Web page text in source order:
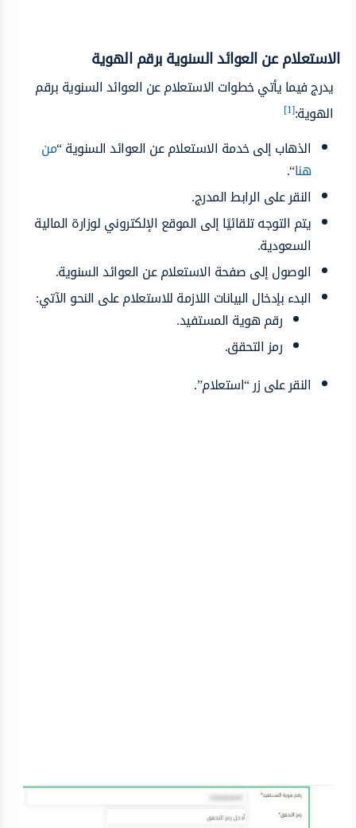
الاستعلام عن العوائد السنوية برقم الهوية
يدرج فيما يأتي خطوات الاستعلام عن العوائد السنوية برقم
الهوية:[1]
الذهاب إلى خدمة الاستعلام عن العوائد السنوية “من
هنا“.
النقر على الرابط المدرج.
يتم التوجه تلقائيًا إلى الموقع الإلكتروني لوزارة المالية
السعودية.
الوصول إلى صفحة الاستعلام عن العوائد السنوية.
البدء بإدخال البيانات اللازمة للاستعلام على النحو الآتي:
رقم هوية المستفيد.
رمز التحقق.
النقر على زر “استعلام”.